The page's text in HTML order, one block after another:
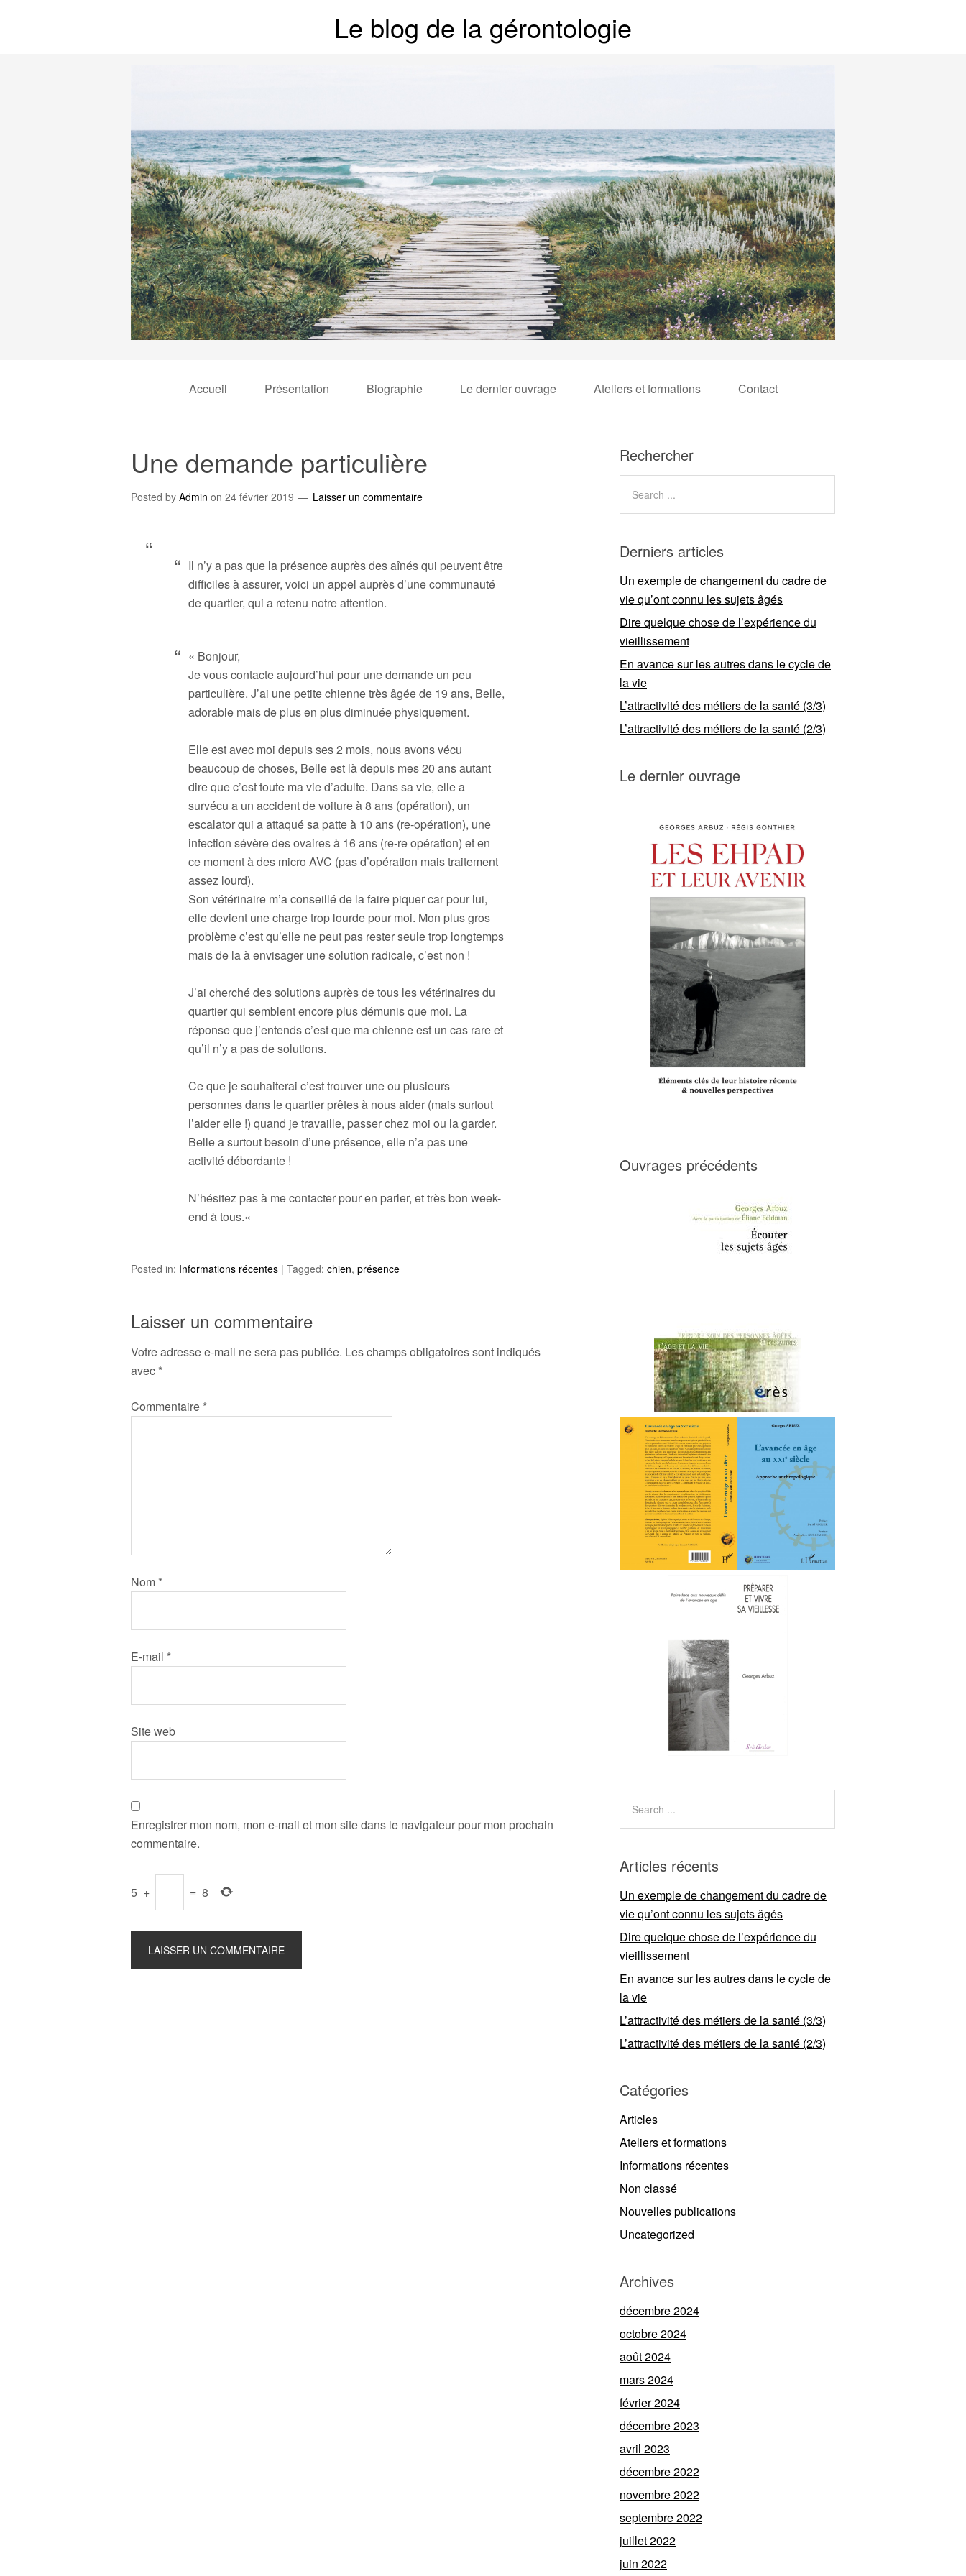
Le blog de la gérontologie
Accueil Présentation Biographie Le dernier ouvrage Ateliers et formations Contact
Une demande particulière
Posted by Admin on 24 février 2019 Laisser un commentaire
Il n’y a pas que la présence auprès des aînés qui peuvent être
difficiles à assurer, voici un appel auprès d’une communauté
de quartier, qui a retenu notre attention.
« Bonjour,
Je vous contacte aujourd’hui pour une demande un peu
particulière. J’ai une petite chienne très âgée de 19 ans, Belle,
adorable mais de plus en plus diminuée physiquement.
Elle est avec moi depuis ses 2 mois, nous avons vécu
beaucoup de choses, Belle est là depuis mes 20 ans autant
dire que c’est toute ma vie d’adulte. Dans sa vie, elle a
survécu a un accident de voiture à 8 ans (opération), un
escalator qui a attaqué sa patte à 10 ans (re-opération), une
infection sévère des ovaires à 16 ans (re-re opération) et en
ce moment à des micro AVC (pas d’opération mais traitement
assez lourd).
Son vétérinaire m’a conseillé de la faire piquer car pour lui,
elle devient une charge trop lourde pour moi. Mon plus gros
problème c’est qu’elle ne peut pas rester seule trop longtemps
mais de la à envisager une solution radicale, c’est non !
J’ai cherché des solutions auprès de tous les vétérinaires du
quartier qui semblent encore plus démunis que moi. La
réponse que j’entends c’est que ma chienne est un cas rare et
qu’il n’y a pas de solutions.
Ce que je souhaiterai c’est trouver une ou plusieurs
personnes dans le quartier prêtes à nous aider (mais surtout
l’aider elle !) quand je travaille, passer chez moi ou la garder.
Belle a surtout besoin d’une présence, elle n’a pas une
activité débordante !
N’hésitez pas à me contacter pour en parler, et très bon week-
end à tous.«
Posted in: Informations récentes | Tagged: chien, présence
Laisser un commentaire
Votre adresse e-mail ne sera pas publiée. Les champs obligatoires sont indiqués
avec *
Commentaire *
Nom *
E-mail *
Site web
Enregistrer mon nom, mon e-mail et mon site dans le navigateur pour mon prochain
commentaire.
5 + = 8
Rechercher
Derniers articles
Un exemple de changement du cadre de
vie qu’ont connu les sujets âgés
Dire quelque chose de l’expérience du
vieillissement
En avance sur les autres dans le cycle de
la vie
L’attractivité des métiers de la santé (3/3)
L’attractivité des métiers de la santé (2/3)
Le dernier ouvrage
Ouvrages précédents
Articles récents
Un exemple de changement du cadre de
vie qu’ont connu les sujets âgés
Dire quelque chose de l’expérience du
vieillissement
En avance sur les autres dans le cycle de
la vie
L’attractivité des métiers de la santé (3/3)
L’attractivité des métiers de la santé (2/3)
Catégories
Articles
Ateliers et formations
Informations récentes
Non classé
Nouvelles publications
Uncategorized
Archives
décembre 2024
octobre 2024
août 2024
mars 2024
février 2024
décembre 2023
avril 2023
décembre 2022
novembre 2022
septembre 2022
juillet 2022
juin 2022